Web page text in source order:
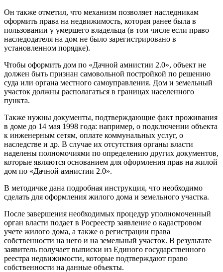
Он также отметил, что механизм позволяет наследникам
оформить права на недвижимость, которая ранее была в
пользовании у умершего владельца (в том числе если право
наследодателя на дом не было зарегистрировано в
установленном порядке).
Чтобы оформить дом по «Дачной амнистии 2.0», объект не
должен быть признан самовольной постройкой по решению
суда или органа местного самоуправления. Дом и земельный
участок должны располагаться в границах населенного
пункта.
Также нужны документы, подтверждающие факт проживания
в доме до 14 мая 1998 года: например, о подключении объекта
к инженерным сетям, оплате коммунальных услуг, о
наследстве и др. В случае их отсутствия органы власти
наделены полномочиями по определению других документов,
которые являются основанием для оформления прав на жилой
дом по «Дачной амнистии 2.0».
В методичке дана подробная инструкция, что необходимо
сделать для оформления жилого дома и земельного участка.
После завершения необходимых процедур уполномоченный
орган власти подает в Росреестр заявление о кадастровом
учете жилого дома, а также о регистрации права
собственности на него и на земельный участок. В результате
заявитель получает выписки из Единого государственного
реестра недвижимости, которые подтверждают право
собственности на данные объекты.